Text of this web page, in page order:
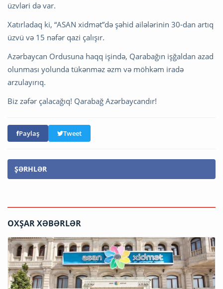
üzvləri də var.
Xatırladaq ki, “ASAN xidmət”də şəhid ailələrinin 30-dan artıq
üzvü və 15 nəfər qazi çalışır.
Azərbaycan Ordusuna haqq işində, Qarabağın işğaldan azad
olunması yolunda tükənməz əzm və möhkəm iradə
arzulayırıq.
Biz zəfər çalacağıq! Qarabağ Azərbaycandır!
Paylaş Tweet
ŞƏRHLƏR
OXŞAR XƏBƏRLƏR